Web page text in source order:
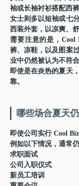
袖或长袖衬衫搭配西
女士则多以短袖或七
西装外套，以凉爽、
需要注意的是，
裤、凉鞋，以及图案
业中仍然被认为不符合
即使是在炎热的夏天
靠。
哪些场合夏天
即使公司实行 Cool
例如以下情况，通常
求职面试
公司入职仪式
新员工培训